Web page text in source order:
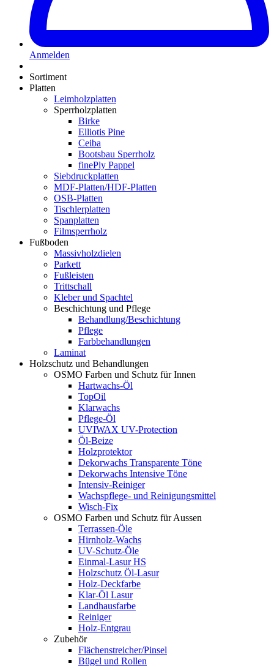
Anmelden
Sortiment
Platten
Leimholzplatten
Sperrholzplatten
Birke
Elliotis Pine
Ceiba
Bootsbau Sperrholz
finePly Pappel
Siebdruckplatten
MDF-Platten/HDF-Platten
OSB-Platten
Tischlerplatten
Spanplatten
Filmsperrholz
Fußboden
Massivholzdielen
Parkett
Fußleisten
Trittschall
Kleber und Spachtel
Beschichtung und Pflege
Behandlung/Beschichtung
Pflege
Farbbehandlungen
Laminat
Holzschutz und Behandlungen
OSMO Farben und Schutz für Innen
Hartwachs-Öl
TopOil
Klarwachs
Pflege-Öl
UVIWAX UV-Protection
Öl-Beize
Holzprotektor
Dekorwachs Transparente Töne
Dekorwachs Intensive Töne
Intensiv-Reiniger
Wachspflege- und Reinigungsmittel
Wisch-Fix
OSMO Farben und Schutz für Aussen
Terrassen-Öle
Hirnholz-Wachs
UV-Schutz-Öle
Einmal-Lasur HS
Holzschutz Öl-Lasur
Holz-Deckfarbe
Klar-Öl Lasur
Landhausfarbe
Reiniger
Holz-Entgrau
Zubehör
Flächenstreicher/Pinsel
Bügel und Rollen